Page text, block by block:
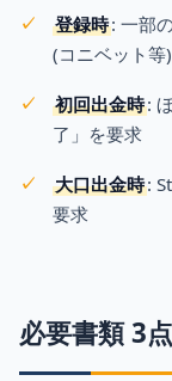
登録時: 一部
(コニベット等)
初回出金時:
了」を要求
大口出金時:
要求
必要書類 3